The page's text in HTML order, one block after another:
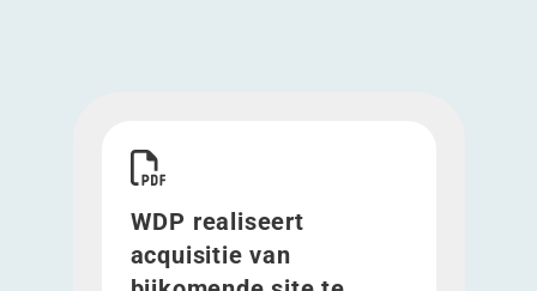
WDP realiseert
acquisitie van